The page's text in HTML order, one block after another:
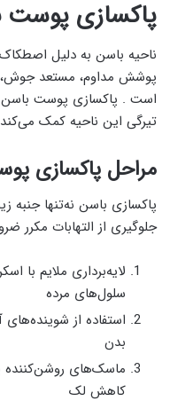
پاکسازی پوست
ناحیه باسن به دلیل
پوشش مداوم، مستعد
است . پاکسازی پوست
تیرگی این ناحیه کمک می‌کند
مراحل پاکسازی
پاکسازی باسن نه‌تنها جنبه
جلوگیری از التهابات مکرر
لایه‌برداری ملایم
سلول‌های مرده
استفاده از
بدن
ماسک‌های روشن‌کننده
کاهش لک